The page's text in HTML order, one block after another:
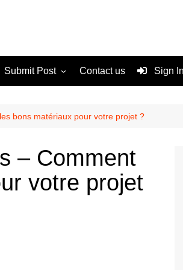
Submit Post
Terms and Conditions
Contact us Sign
bons matériaux pour votre projet ?
– Comment
votre projet